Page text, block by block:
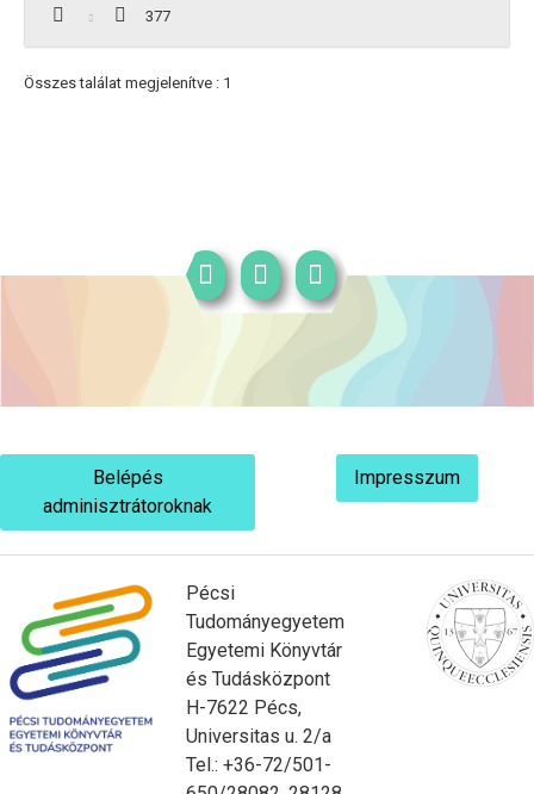
377
Összes találat megjelenítve : 1
Belépés
adminisztrátoroknak
Impresszum
Pécsi
Tudományegyetem
Egyetemi Könyvtár
és Tudásközpont
H-7622 Pécs,
Universitas u. 2/a
Tel.: +36-72/501-